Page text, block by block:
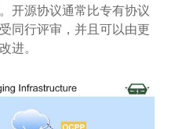
开源协议通常比专有协议
同行评审，并且可以由更
进。